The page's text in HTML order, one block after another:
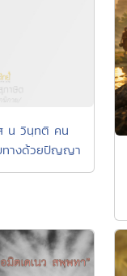
น วินฺทติ คน
ทางด้วยปัญญา